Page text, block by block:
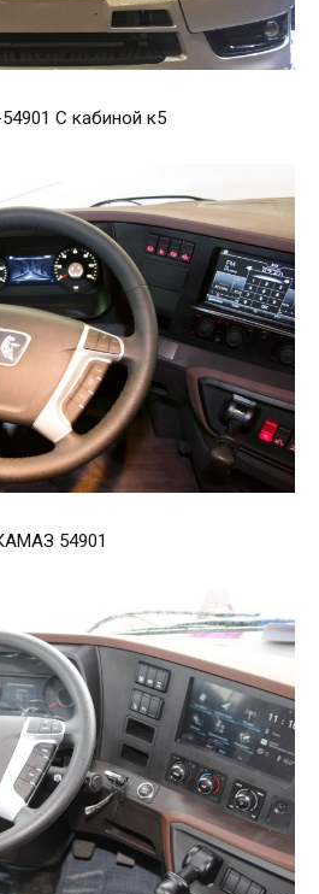
С кабиной к5
54901